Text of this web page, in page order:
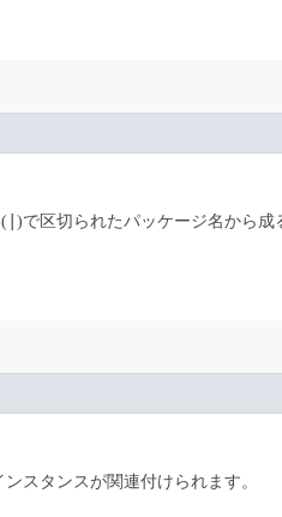
)で区切られたパッケージ名から成
ンスタンスが関連付けられます。